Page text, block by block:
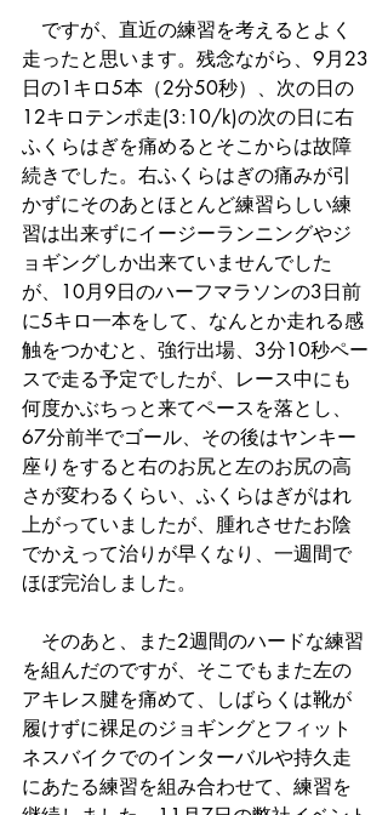
ですが、直近の練習を考えるとよく
走ったと思います。残念ながら、9月23
日の1キロ5本（2分50秒）、次の日の
12キロテンポ走(3:10/k)の次の日に右
ふくらはぎを痛めるとそこからは故障
続きでした。右ふくらはぎの痛みが引
かずにそのあとほとんど練習らしい練
習は出来ずにイージーランニングやジ
ョギングしか出来ていませんでした
が、10月9日のハーフマラソンの3日前
に5キロ一本をして、なんとか走れる感
触をつかむと、強行出場、3分10秒ペー
スで走る予定でしたが、レース中にも
何度かぶちっと来てペースを落とし、
67分前半でゴール、その後はヤンキー
座りをすると右のお尻と左のお尻の高
さが変わるくらい、ふくらはぎがはれ
上がっていましたが、腫れさせたお陰
でかえって治りが早くなり、一週間で
ほぼ完治しました。
そのあと、また2週間のハードな練習
を組んだのですが、そこでもまた左の
アキレス腱を痛めて、しばらくは靴が
履けずに裸足のジョギングとフィット
ネスバイクでのインターバルや持久走
にあたる練習を組み合わせて、練習を